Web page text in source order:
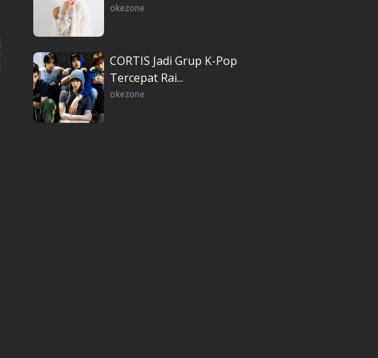
okezone
CORTIS Jadi Grup K-Pop
Tercepat Rai...
okezone